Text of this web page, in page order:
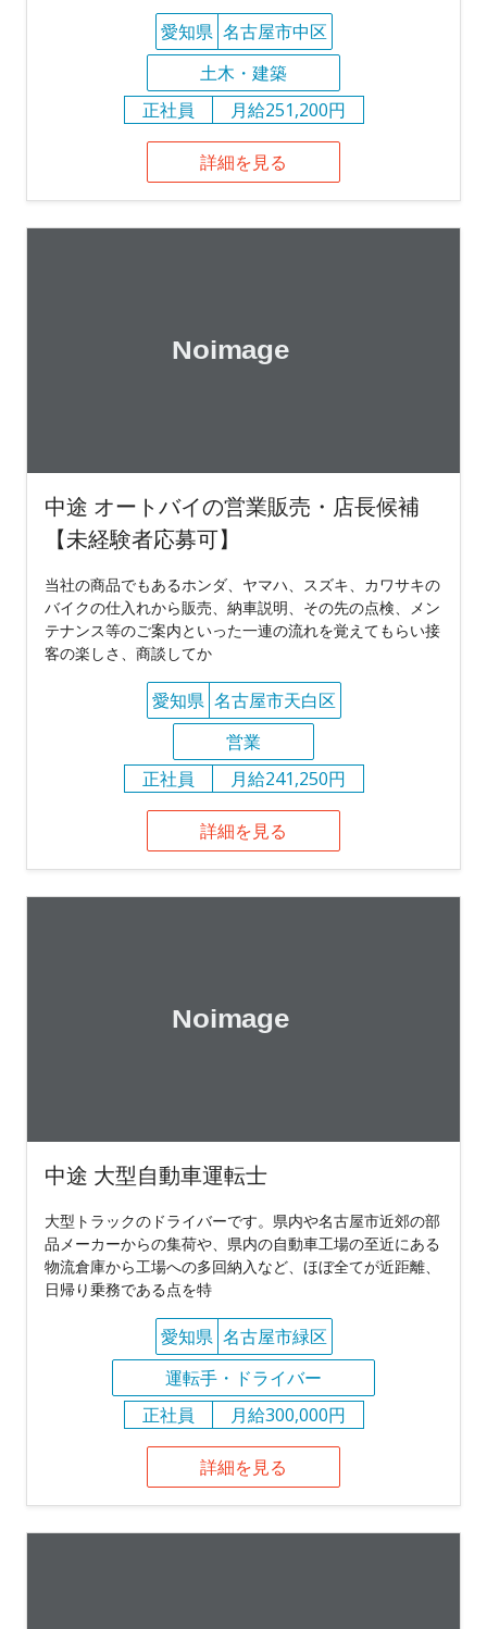
愛知県 名古屋市中区
土木・建築
正社員
月給251,200円
詳細を見る
中途 オートバイの営業販売・店長候補
【未経験者応募可】
当社の商品でもあるホンダ、ヤマハ、スズキ、カワサキの
バイクの仕入れから販売、納車説明、その先の点検、メン
テナンス等のご案内といった一連の流れを覚えてもらい接
客の楽しさ、商談してか
愛知県 名古屋市天白区
営業
正社員
月給241,250円
詳細を見る
中途 大型自動車運転士
大型トラックのドライバーです。県内や名古屋市近郊の部
品メーカーからの集荷や、県内の自動車工場の至近にある
物流倉庫から工場への多回納入など、ほぼ全てが近距離、
日帰り乗務である点を特
愛知県 名古屋市緑区
運転手・ドライバー
正社員
月給300,000円
詳細を見る